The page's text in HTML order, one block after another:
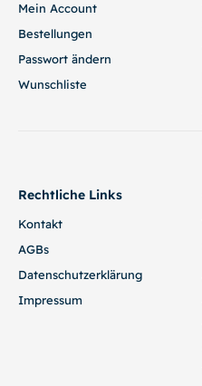
Mein Account
Bestellungen
Passwort ändern
Wunschliste
Rechtliche Links
Kontakt
AGBs
Datenschutzerklärung
Impressum